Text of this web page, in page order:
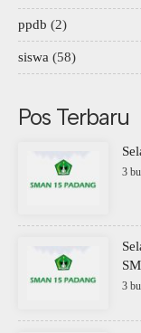
ppdb (2)
siswa (58)
Pos Terbaru
3
3